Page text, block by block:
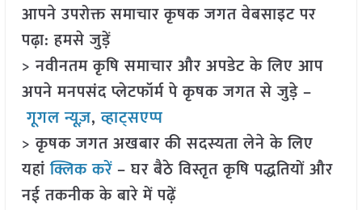
आपने उपरोक्त समाचार कृषक जगत वेबसाइट पर
पढ़ा: हमसे जुड़ें
> नवीनतम कृषि समाचार और अपडेट के लिए आप
अपने मनपसंद प्लेटफॉर्म पे कृषक जगत से जुड़े –
गूगल न्यूज़,व्हाट्सएप्प
> कृषक जगत अखबार की सदस्यता लेने के लिए
यहांक्लिक करें– घर बैठे विस्तृत कृषि पद्धतियों और
नई तकनीक के बारे में पढ़ें